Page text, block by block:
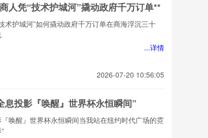
人凭“技术护城河”撬动政府千万订单**
术护城河”如何撬动政府千万订单在商海浮沉三十
...详情
2026-07-20 10:56:05
息投影『唤醒』世界杯永恒瞬间”
唤醒』世界杯永恒瞬间当我站在纽约时代广场的霓